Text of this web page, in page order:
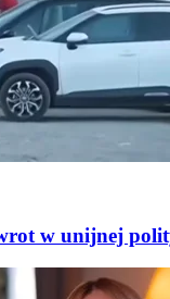
w unijnej